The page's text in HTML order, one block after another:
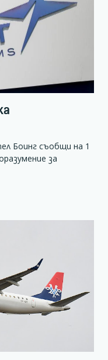
Боинг съобщи на 1
за